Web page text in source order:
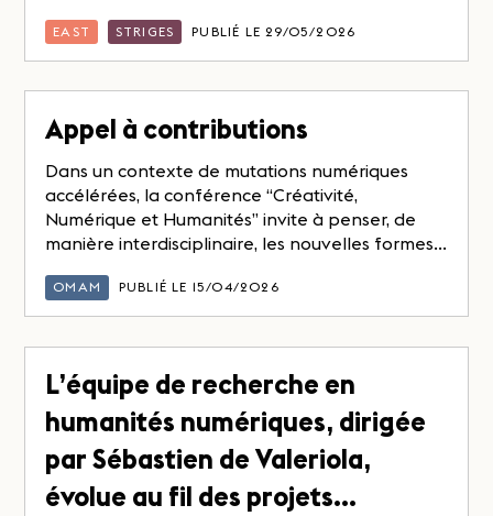
EAST STRIGES PUBLIÉ LE 29/05/2026
Appel à contributions
Dans un contexte de mutations numériques
accélérées, la conférence “Créativité,
Numérique et Humanités” invite à penser, de
manière interdisciplinaire, les nouvelles formes...
OMAM PUBLIÉ LE 15/04/2026
L’équipe de recherche en
humanités numériques, dirigée
par Sébastien de Valeriola,
évolue au fil des projets…